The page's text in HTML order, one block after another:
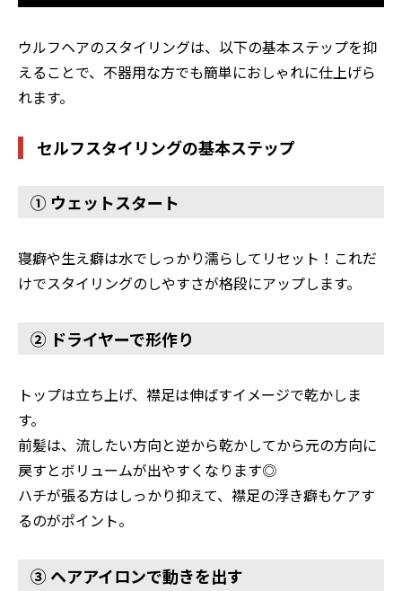
ウルフヘアのスタイリングは、以下の基本ステップを抑
えることで、不器用な方でも簡単におしゃれに仕上げら
れます。
セルフスタイリングの基本ステップ
① ウェットスタート
寝癖や生え癖は水でしっかり濡らしてリセット！これだ
けでスタイリングのしやすさが格段にアップします。
② ドライヤーで形作り
トップは立ち上げ、襟足は伸ばすイメージで乾かしま
す。
前髪は、流したい方向と逆から乾かしてから元の方向に
戻すとボリュームが出やすくなります◎
ハチが張る方はしっかり抑えて、襟足の浮き癖もケアす
るのがポイント。
③ ヘアアイロンで動きを出す